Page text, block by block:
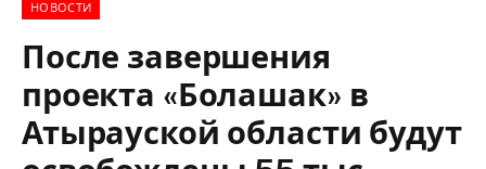
НОВОСТИ
После завершения
проекта «Болашак» в
Атырауской области будут